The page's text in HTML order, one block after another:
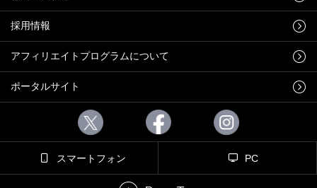
採用情報
アフィリエイトプログラムについて
ポータルサイト
スマートフォン PC